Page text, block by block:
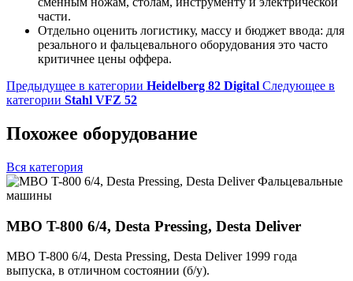
части.
Отдельно оценить логистику, массу и бюджет ввода: для
резального и фальцевального оборудования это часто
критичнее цены оффера.
Предыдущее в категории Heidelberg 82 Digital Следующее в
категории Stahl VFZ 52
Похожее оборудование
Вся категория
Фальцевальные
машины
MBO T-800 6/4, Desta Pressing, Desta Deliver
MBO T-800 6/4, Desta Pressing, Desta Deliver 1999 года
выпуска, в отличном состоянии (б/у).